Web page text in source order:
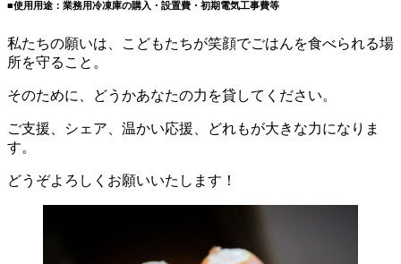
■使用用途：業務用冷凍庫の購入・設置費・初期電気工事費等
私たちの願いは、こどもたちが笑顔でごはんを食べられる場
所を守ること。
そのために、どうかあなたの力を貸してください。
ご支援、シェア、温かい応援、どれもが大きな力になりま
す。
どうぞよろしくお願いいたします！